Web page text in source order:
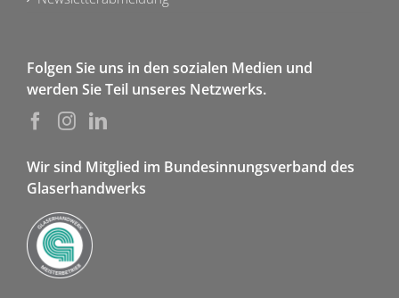
Folgen Sie uns in den sozialen Medien und
werden Sie Teil unseres Netzwerks.
Wir sind Mitglied im Bundesinnungsverband des
Glaserhandwerks